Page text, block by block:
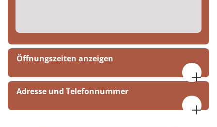
Öffnungszeiten anzeigen
09:00 bis 16:00 Uhr
Adresse und Telefonnummer